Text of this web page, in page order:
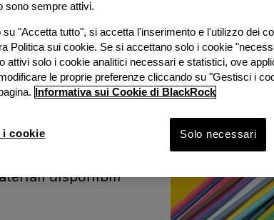
2026 con
e
disponibili
sono sempre attivi.
su "Accetta tutto", si accetta l'inserimento e l'utilizzo dei
Politica sui cookie. Se si accettano solo i cookie
attivi solo i cookie analitici necessari e statistici, ove
le proprie preferenze cliccando su "Gestisci i
Informativa sui Cookie di BlackRock
Solo necessari
cookie